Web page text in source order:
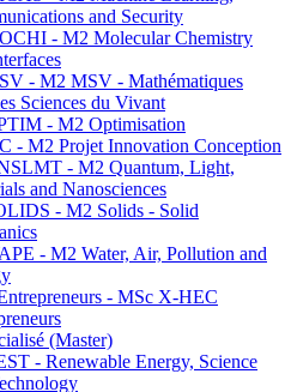
and Security
- M2 Molecular Chemistry
- M2 MSV - Mathématiques
Sciences du Vivant
- M2 Optimisation
- M2 Projet Innovation Conception
- M2 Quantum, Light,
and Nanosciences
- M2 Solids - Solid
- M2 Water, Air, Pollution and
- MSc X-HEC
(Master)
- Renewable Energy, Science